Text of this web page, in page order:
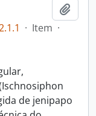
· Item ·
de jenipapo